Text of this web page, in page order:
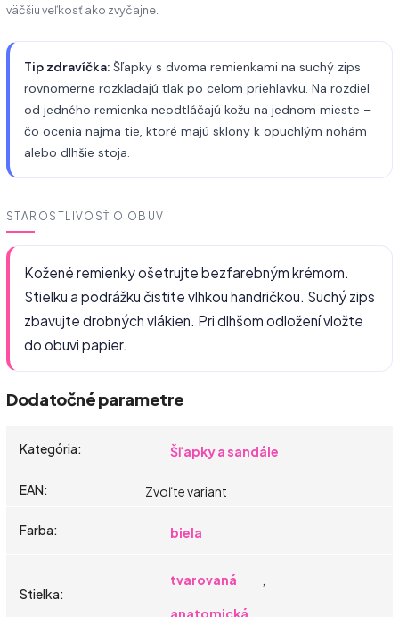
väčšiu veľkosť ako zvyčajne.
Tip zdravíčka: Šľapky s dvoma remienkami na suchý zips
rovnomerne rozkladajú tlak po celom priehlavku. Na rozdiel
od jedného remienka neodtláčajú kožu na jednom mieste –
čo ocenia najmä tie, ktoré majú sklony k opuchlým nohám
alebo dlhšie stoja.
STAROSTLIVOSŤ O OBUV
Kožené remienky ošetrujte bezfarebným krémom.
Stielku a podrážku čistite vlhkou handričkou. Suchý zips
zbavujte drobných vlákien. Pri dlhšom odložení vložte
do obuvi papier.
Dodatočné parametre
Kategória: Šľapky a sandále
EAN: Zvoľte variant
Farba: biela
Stielka:
tvarovaná
anatomická